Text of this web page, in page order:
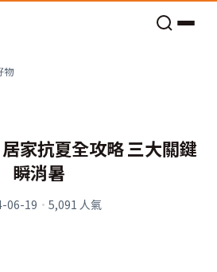
物
家抗夏全攻略 三大關鍵
瞬消暑
06-19 · 5,091 人氣